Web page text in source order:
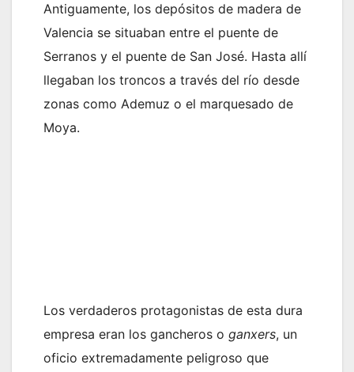
Antiguamente, los depósitos de madera de
Valencia se situaban entre el puente de
Serranos y el puente de San José. Hasta allí
llegaban los troncos a través del río desde
zonas como Ademuz o el marquesado de
Moya.
Los verdaderos protagonistas de esta dura
empresa eran los gancheros o ganxers, un
oficio extremadamente peligroso que